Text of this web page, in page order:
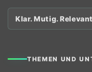
Klar. Mutig.
THEMEN UND